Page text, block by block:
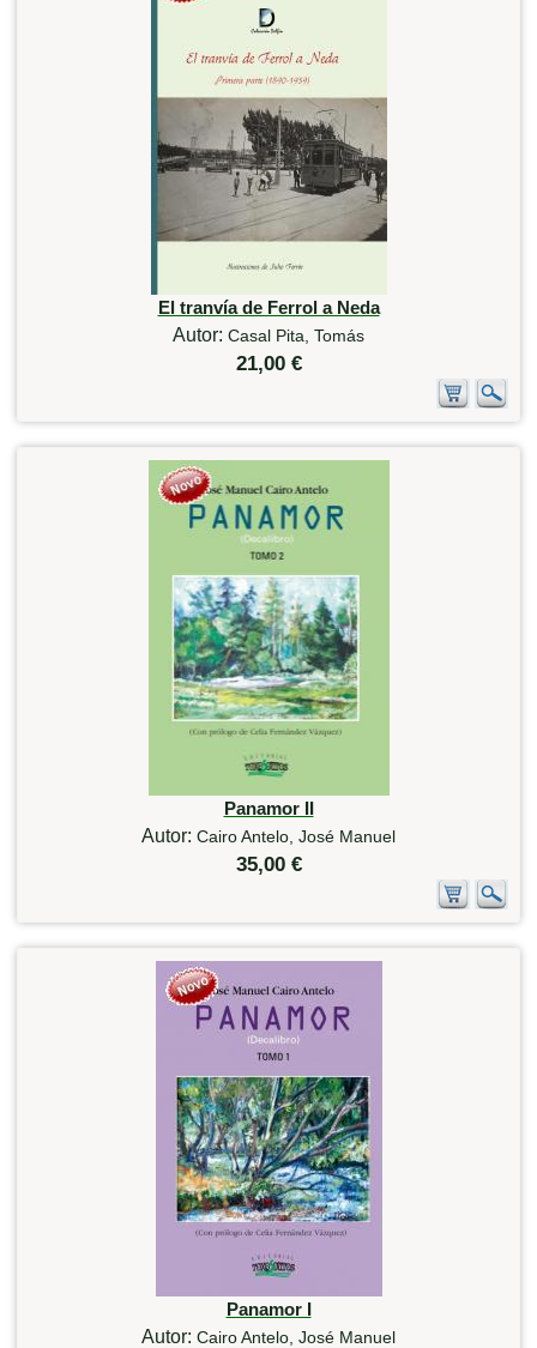
El tranvía de Ferrol a Neda
Autor: Casal Pita, Tomás
21,00 €
Panamor II
Autor: Cairo Antelo, José Manuel
35,00 €
Panamor I
Autor: Cairo Antelo, José Manuel